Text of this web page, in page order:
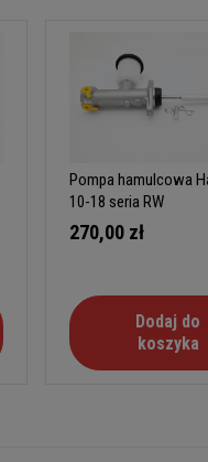
Pompa hamulcowa
10-18 seria RW
270,00 zł
Dodaj do
koszyka